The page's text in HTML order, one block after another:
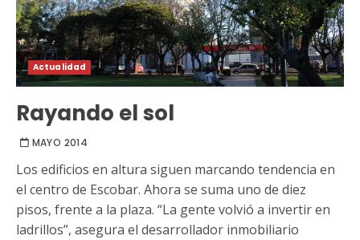
Actualidad
Rayando el sol
MAYO 2014
Los edificios en altura siguen marcando tendencia en
el centro de Escobar. Ahora se suma uno de diez
pisos, frente a la plaza. “La gente volvió a invertir en
ladrillos”, asegura el desarrollador inmobiliario